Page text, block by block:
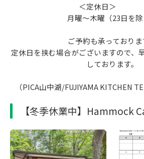
＜定休日
月曜～木曜（23日を除
ご予約も承っており
定休日を挟む場合がございますので、
しております。
（PICA山中湖/FUJIYAMA KITCHEN
【冬季休業中】Hammock